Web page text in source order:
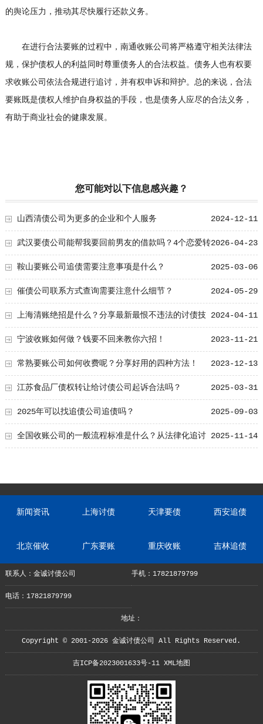
的舆论压力，推动其尽快履行还款义务。
在进行合法要账的过程中，南通收账公司将严格遵守相关法律法
规，保护债权人的利益同时尊重债务人的合法权益。债务人也有权要
求收账公司依法合规进行追讨，并有权申诉和辩护。总的来说，合法
要账既是债权人维护自身权益的手段，也是债务人应尽的合法义务，
有助于商业社会的健康发展。
您可能对以下信息感兴趣？
2024-12-11
山西清债公司为更多的企业和个人服务
2026-04-23
武汉要债公司能帮我要回前男友的借款吗？4个恋爱转
账定性标准 2025-03-06
鞍山要账公司追债需要注意事项是什么？
2024-05-29
催债公司联系方式查询需要注意什么细节？
2024-04-11
上海清账绝招是什么？分享最新最恨不违法的讨债技
术！ 2023-11-21
宁波收账如何做？钱要不回来教你六招！
2023-12-13
常熟要账公司如何收费呢？分享好用的四种方法！
2025-03-31
江苏食品厂债权转让给讨债公司起诉合法吗？
2025-09-03
2025年可以找追债公司追债吗？
2025-11-14
全国收账公司的一般流程标准是什么？从法律化追讨
新闻资讯 上海讨债 天津要债 西安追债
北京催收 广东要账 重庆收账 吉林追债
联系人：金诚讨债公司 手机：17821879799
电话：17821879799
地址：
Copyright © 2001-2026 金诚讨债公司 All Rights Reserved.
吉ICP备2023001633号-11 XML地图